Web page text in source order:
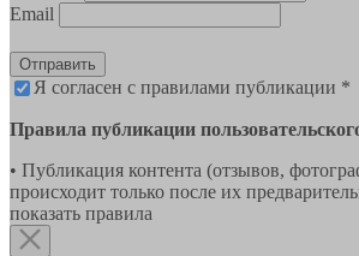
Email
Отправить
Я согласен с правилами публикации *
Правила публикации
• Публикация контента (отзывов,
происходит только после их
показать правила